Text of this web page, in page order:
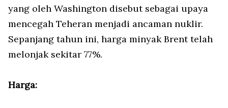
yang oleh Washington disebut sebagai upaya
mencegah Teheran menjadi ancaman nuklir.
Sepanjang tahun ini, harga minyak Brent telah
melonjak sekitar 77%.
Harga: